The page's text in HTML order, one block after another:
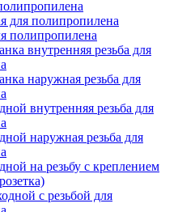
для полипропилена
полипропилена
внутренняя резьба для
наружная резьба для
внутренняя резьба для
наружная резьба для
на резьбу с креплением
с резьбой для